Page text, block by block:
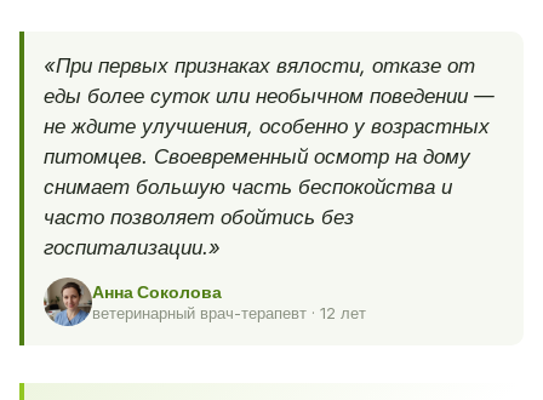
«При первых признаках вялости, отказе от
еды более суток или необычном поведении —
не ждите улучшения, особенно у возрастных
питомцев. Своевременный осмотр на дому
снимает большую часть беспокойства и
часто позволяет обойтись без
госпитализации.»
Анна Соколова
ветеринарный врач-терапевт · 12 лет